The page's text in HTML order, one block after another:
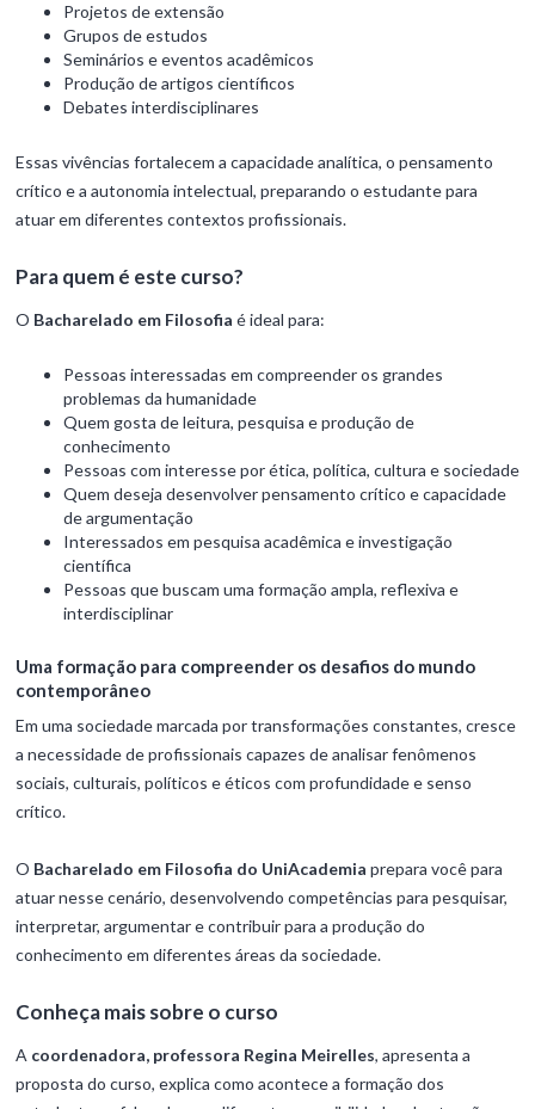
Projetos de extensão
Grupos de estudos
Seminários e eventos acadêmicos
Produção de artigos científicos
Debates interdisciplinares
Essas vivências fortalecem a capacidade analítica, o pensamento
crítico e a autonomia intelectual, preparando o estudante para
atuar em diferentes contextos profissionais.
Para quem é este curso?
O Bacharelado em Filosofia é ideal para:
Pessoas interessadas em compreender os grandes
problemas da humanidade
Quem gosta de leitura, pesquisa e produção de
conhecimento
Pessoas com interesse por ética, política, cultura e sociedade
Quem deseja desenvolver pensamento crítico e capacidade
de argumentação
Interessados em pesquisa acadêmica e investigação
científica
Pessoas que buscam uma formação ampla, reflexiva e
interdisciplinar
Uma formação para compreender os desafios do mundo
contemporâneo
Em uma sociedade marcada por transformações constantes, cresce
a necessidade de profissionais capazes de analisar fenômenos
sociais, culturais, políticos e éticos com profundidade e senso
crítico.
O Bacharelado em Filosofia do UniAcademia prepara você para
atuar nesse cenário, desenvolvendo competências para pesquisar,
interpretar, argumentar e contribuir para a produção do
conhecimento em diferentes áreas da sociedade.
Conheça mais sobre o curso
A coordenadora, professora Regina Meirelles, apresenta a
proposta do curso, explica como acontece a formação dos